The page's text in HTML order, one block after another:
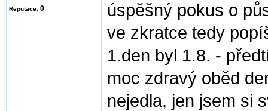
Reputace: 0
úspěšný pokus o
ve zkratce tedy
1.den byl 1.8. -
moc zdravý oběd
nejedla, jen jsem si